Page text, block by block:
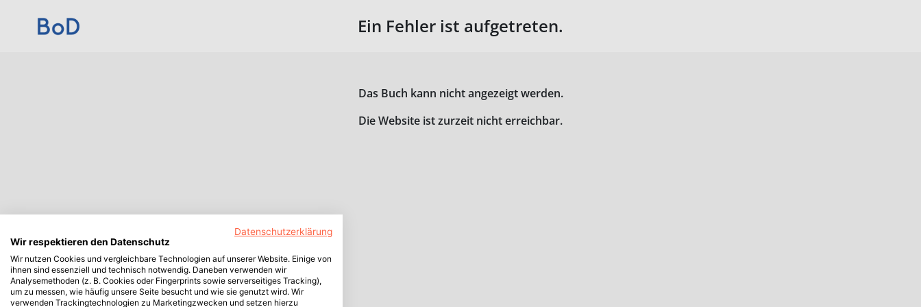
Ein Fehler ist aufgetreten.
Das Buch kann nicht angezeigt werden.
Die Website ist zurzeit nicht erreichbar.
Datenschutzerklärung
Wir respektieren den Datenschutz
Wir nutzen Cookies und vergleichbare Technologien auf unserer Website. Einige von
ihnen sind essenziell und technisch notwendig. Daneben verwenden wir
Analysemethoden (z. B. Cookies oder Fingerprints sowie serverseitiges Tracking),
um zu messen, wie häufig unsere Seite besucht und wie sie genutzt wird. Wir
verwenden Trackingtechnologien zu Marketingzwecken und setzen hierzu